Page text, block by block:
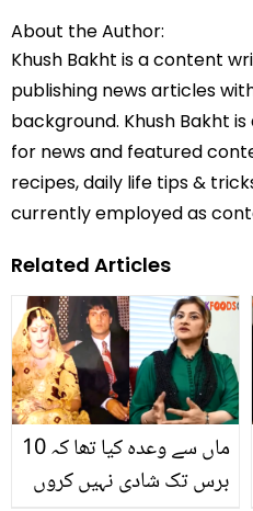
About the Author:
Khush Bakht is a content
publishing news articles
background. Khush Bakht
for news and featured
recipes, daily life tips &
currently employed as
Related Articles
ماں سے وعدہ کیا تھا کہ 10
برس تک شادی نہیں کروں